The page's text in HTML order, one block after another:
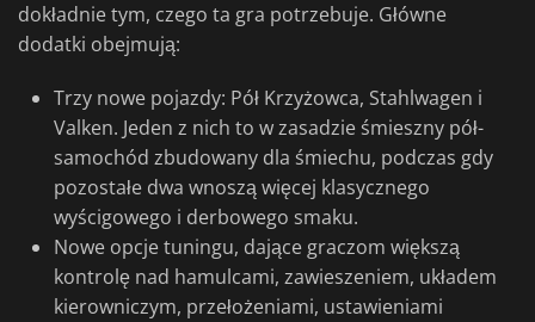
dokładnie tym, czego ta gra potrzebuje. Główne
dodatki obejmują:
Trzy nowe pojazdy: Pół Krzyżowca, Stahlwagen i
Valken. Jeden z nich to w zasadzie śmieszny pół-
samochód zbudowany dla śmiechu, podczas gdy
pozostałe dwa wnoszą więcej klasycznego
wyścigowego i derbowego smaku.
Nowe opcje tuningu, dające graczom większą
kontrolę nad hamulcami, zawieszeniem, układem
kierowniczym, przełożeniami, ustawieniami